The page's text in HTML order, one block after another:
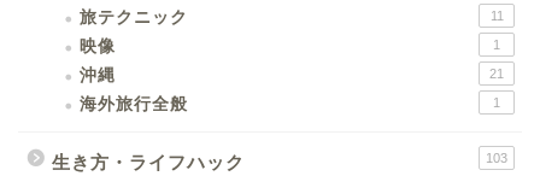
旅テクニック 11
映像 1
沖縄 21
海外旅行全般 1
生き方・ライフハック 103